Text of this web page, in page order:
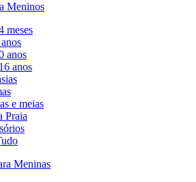
Meninos
meses
anos
anos
e meias
Praia
Meninas